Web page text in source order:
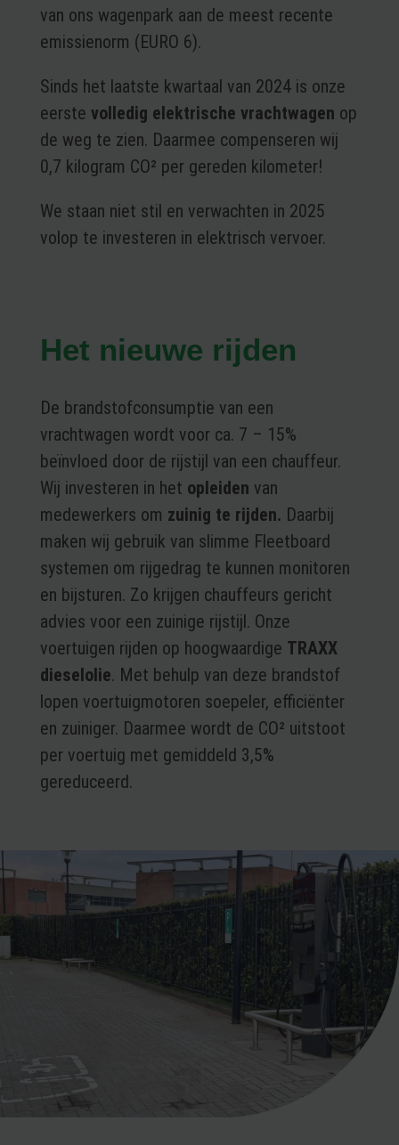
van ons wagenpark aan de meest recente
emissienorm (EURO 6).
Sinds het laatste kwartaal van 2024 is onze
eerste volledig elektrische vrachtwagen op
de weg te zien. Daarmee compenseren wij
0,7 kilogram CO² per gereden kilometer!
We staan niet stil en verwachten in 2025
volop te investeren in elektrisch vervoer.
Het nieuwe rijden
De brandstofconsumptie van een
vrachtwagen wordt voor ca. 7 – 15%
beïnvloed door de rijstijl van een chauffeur.
Wij investeren in het opleiden van
medewerkers om zuinig te rijden. Daarbij
maken wij gebruik van slimme Fleetboard
systemen om rijgedrag te kunnen monitoren
en bijsturen. Zo krijgen chauffeurs gericht
advies voor een zuinige rijstijl. Onze
voertuigen rijden op hoogwaardige TRAXX
dieselolie. Met behulp van deze brandstof
lopen voertuigmotoren soepeler, efficiënter
en zuiniger. Daarmee wordt de CO² uitstoot
per voertuig met gemiddeld 3,5%
gereduceerd.